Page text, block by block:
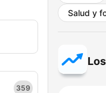
359
Salud y